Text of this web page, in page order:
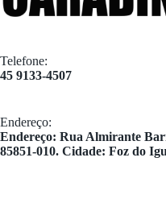
Telefone:
45 9133-4507
Endereço:
​Endereço: Rua Almirante
85851-010. Cidade: Foz do